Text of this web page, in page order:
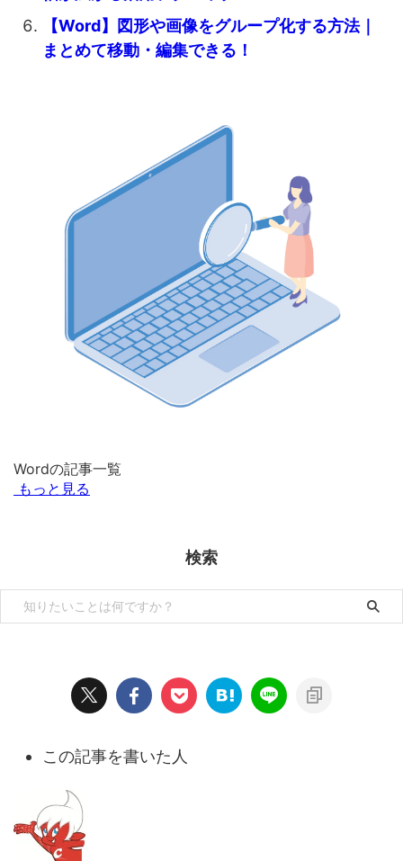
【Word】図形や画像をグループ化する方法｜
まとめて移動・編集できる！
Wordの記事一覧
もっと見る
検索
この記事を書いた人